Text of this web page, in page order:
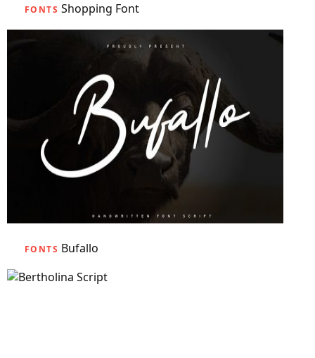
FONTS Shopping Font
FONTS Bufallo